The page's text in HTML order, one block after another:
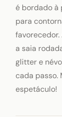
é bordado à
para
a saia
glitter e
cada passo.
espetáculo!